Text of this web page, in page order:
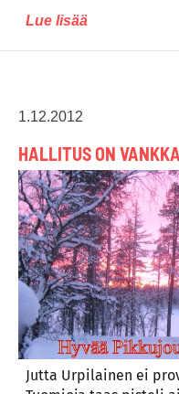
Lue lisää
1.12.2012
HALLITUS ON
Jutta Urpilainen ei